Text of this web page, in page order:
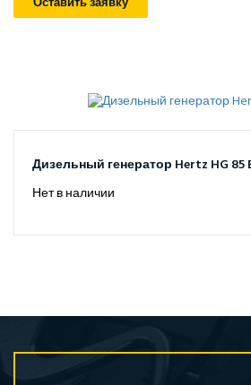
Дизельный генератор Hertz HG 85
Нет в наличии